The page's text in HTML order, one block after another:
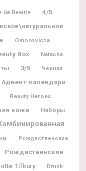
de Beaute
4/5
Omorovicza
Box
Natasha
3/5 Черная
Адвент-календари
Beauty Heroes
кожа
Наборы
Комбинированная
Рождественские
Рождественские
Tilbury Drunk